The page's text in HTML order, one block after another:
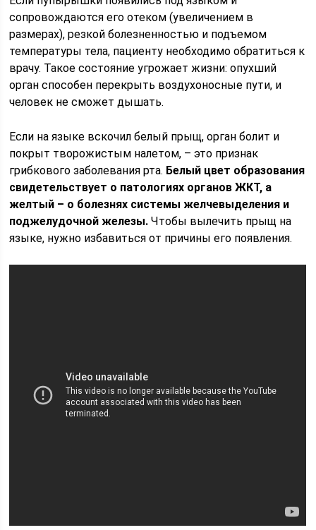
сопровождаются его отеком (увеличением в
размерах), резкой болезненностью и подъемом
температуры тела, пациенту необходимо обратиться к
врачу. Такое состояние угрожает жизни: опухший
орган способен перекрыть воздухоносные пути, и
человек не сможет дышать.
Если на языке вскочил белый прыщ, орган болит и
покрыт творожистым налетом, – это признак
грибкового заболевания рта. Белый цвет образования
свидетельствует о патологиях органов ЖКТ, а
желтый – о болезнях системы желчевыделения и
поджелудочной железы. Чтобы вылечить прыщ на
языке, нужно избавиться от причины его появления.